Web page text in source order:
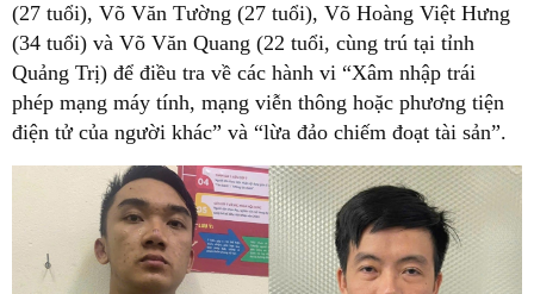
(27 tuổi), Võ Văn Tường (27 tuổi), Võ Hoàng Việt Hưng
(34 tuổi) và Võ Văn Quang (22 tuổi, cùng trú tại tỉnh
Quảng Trị) để điều tra về các hành vi “Xâm nhập trái
phép mạng máy tính, mạng viễn thông hoặc phương tiện
điện tử của người khác” và “lừa đảo chiếm đoạt tài sản”.